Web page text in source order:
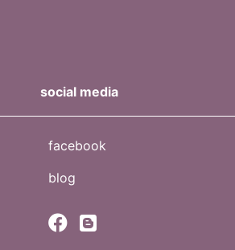
social media
facebook
blog